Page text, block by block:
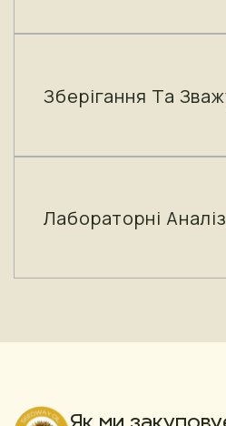
Зберігання Та
Лабораторні
Як ми